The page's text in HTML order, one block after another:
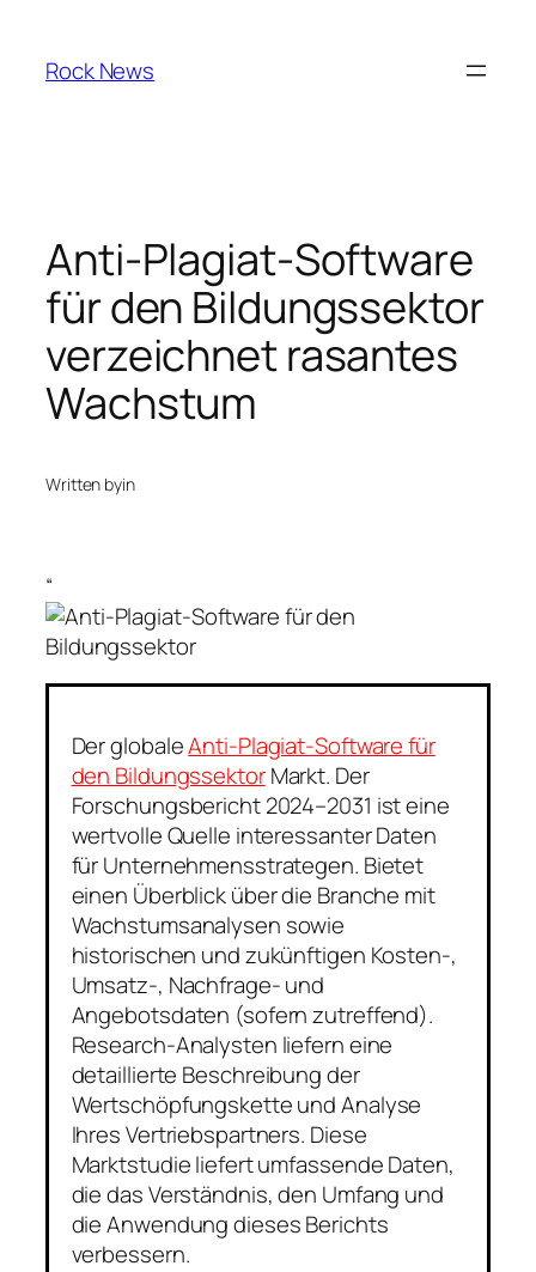
content
Rock News
Anti-Plagiat-Software
für den Bildungssektor
verzeichnet rasantes
Wachstum
Written byin
“
Der globaleAnti-Plagiat-Software für
den BildungssektorMarkt. Der
Forschungsbericht 2024–2031 ist eine
wertvolle Quelle interessanter Daten
für Unternehmensstrategen. Bietet
einen Überblick über die Branche mit
Wachstumsanalysen sowie
historischen und zukünftigen Kosten-,
Umsatz-, Nachfrage- und
Angebotsdaten (sofern zutreffend).
Research-Analysten liefern eine
detaillierte Beschreibung der
Wertschöpfungskette und Analyse
Ihres Vertriebspartners. Diese
Marktstudie liefert umfassende Daten,
die das Verständnis, den Umfang und
die Anwendung dieses Berichts
verbessern.